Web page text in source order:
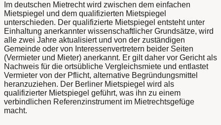
Im deutschen Mietrecht wird zwischen dem einfachen
Mietspiegel und dem qualifizierten Mietspiegel
unterschieden. Der qualifizierte Mietspiegel entsteht unter
Einhaltung anerkannter wissenschaftlicher Grundsätze, wird
alle zwei Jahre aktualisiert und von der zuständigen
Gemeinde oder von Interessenvertretern beider Seiten
(Vermieter und Mieter) anerkannt. Er gilt daher vor Gericht als
Nachweis für die ortsübliche Vergleichsmiete und entlastet
Vermieter von der Pflicht, alternative Begründungsmittel
heranzuziehen. Der Berliner Mietspiegel wird als
qualifizierter Mietspiegel geführt, was ihn zu einem
verbindlichen Referenzinstrument im Mietrechtsgefüge
macht.